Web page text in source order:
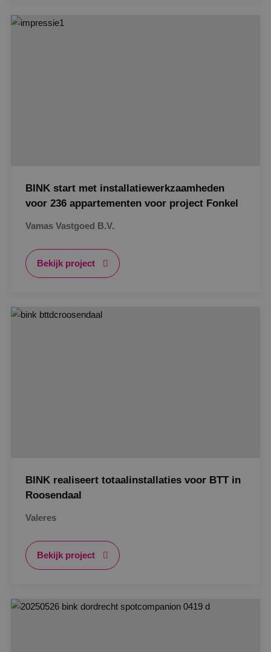
BINK start met installatiewerkzaamheden
voor 236 appartementen voor project Fonkel
Vamas Vastgoed B.V.
Bekijk project
BINK realiseert totaalinstallaties voor BTT in
Roosendaal
Valeres
Bekijk project